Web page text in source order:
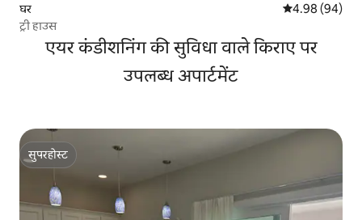
घर औसत रेटिंग 5 में
4.98 (94)
ट्री हाउस
एयर कंडीशनिंग की सुविधा वाले किराए पर
उपलब्ध अपार्टमेंट
सुपरहोस्ट
सुपरहोस्ट